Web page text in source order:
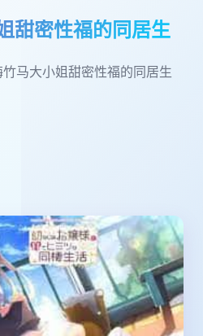
甜密性福的同居生
竹马大小姐甜密性福的同居生